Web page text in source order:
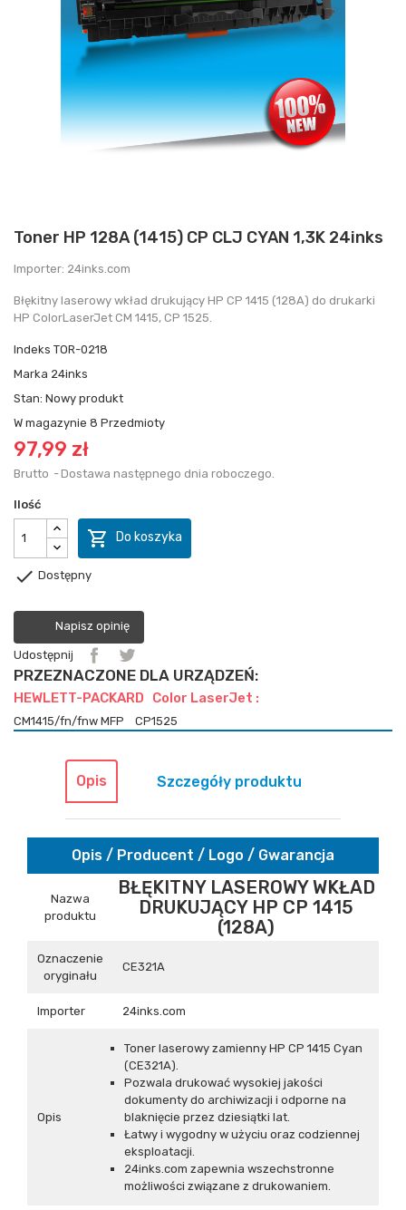
Toner HP 128A (1415) CP CLJ CYAN 1,3K 24inks
Importer: 24inks.com
Błękitny laserowy wkład drukujący HP CP 1415 (128A) do drukarki
HP ColorLaserJe t CM 1415, CP 1525.
Indeks TOR-0218
Marka 24inks
Stan: Nowy produkt
W magazynie 8 Przedmioty
97,99 zł
Brutto Dostawa następnego dnia roboczego.
Ilość
 Do koszyka
 Dostępny
Napisz opinię
Udostępnij
PRZEZNACZONE DLA URZĄDZEŃ:
HEWLETT-PACKARD Color LaserJet :
CM1415/fn/fnw MFP CP1525
Opis Szczegóły produktu
Opis / Producent / Logo / Gwarancja
Nazwa
produktu
BŁĘKITNY LASEROWY WKŁAD
DRUKUJĄCY HP CP 1415
(128A)
Oznaczenie
oryginału
CE321A
Importer 24inks.com
Opis
Toner laserowy zamienny HP CP 1415 Cyan
(CE321A).
Pozwala drukować wysokiej jakości
dokumenty do archiwizacji i odporne na
blaknięcie przez dziesiątki lat.
Łatwy i wygodny w użyciu oraz codziennej
eksploatacji.
24inks.com zapewnia wszechstronne
możliwości związane z drukowaniem.